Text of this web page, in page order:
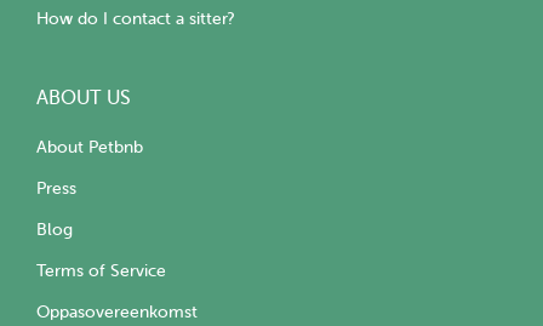
How do I contact a sitter?
ABOUT US
About Petbnb
Press
Blog
Terms of Service
Oppasovereenkomst